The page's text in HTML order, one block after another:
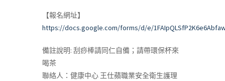
【報名網址】
https://docs.google.com/forms/d/e/
備註說明: 刮痧棒請同仁自備；請帶環保杯來
喝茶
聯絡人：健康中心 王仕蘋職業安全衛生護理